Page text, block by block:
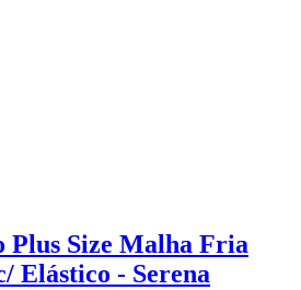
Plus Size Malha Fria
Elástico - Serena